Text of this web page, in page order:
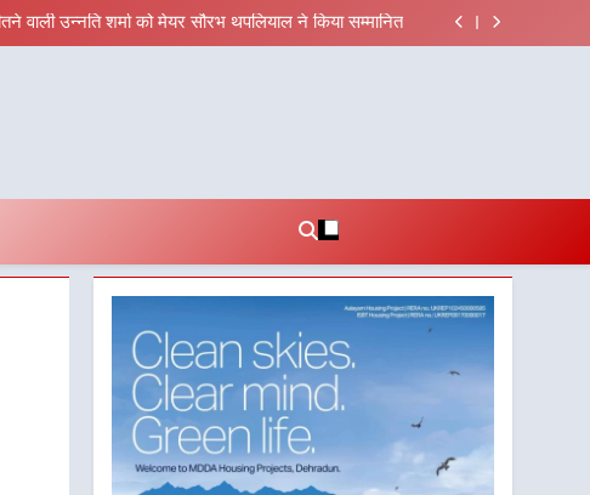
अधिक लोग बने इस अभियान का हिस्सा
उन्नति शर्मा को मेयर सौरभ थपलियाल ने किया सम्मानित
तकनीकी शिक्षा विभाग प्रदेशभर में आयोजित करेगा रोजगार मेले
उन्नति शर्मा को मेयर सौरभ थपलियाल ने किया सम्मानित